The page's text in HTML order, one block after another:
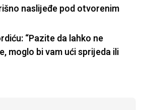
naslijeđe pod otvorenim
“Pazite da lahko ne
moglo bi vam ući sprijeda ili